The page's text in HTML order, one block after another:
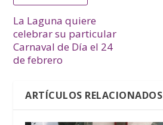
La Laguna quiere
celebrar su particular
Carnaval de Día el 24
de febrero
ARTÍCULOS RELACIONADOS